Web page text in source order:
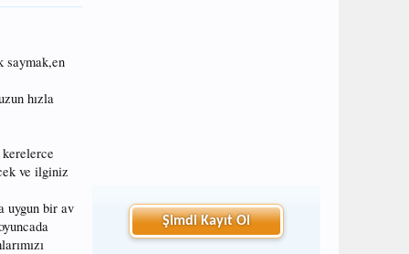
saymak,en
hızla
kerelerce
ve ilginiz
uygun bir av
Şimdi Kayıt Ol